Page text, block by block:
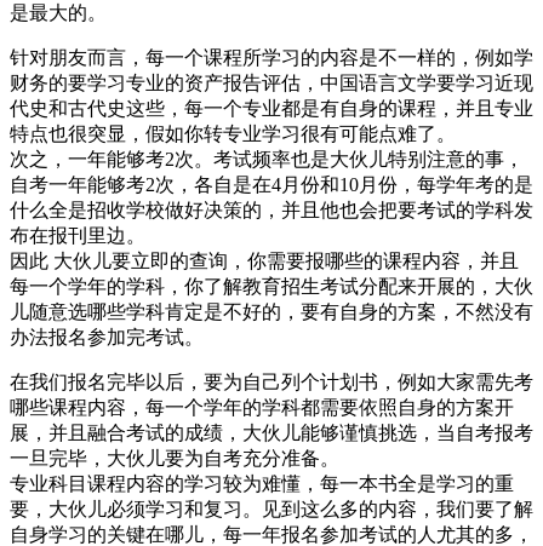
是最大的。
针对朋友而言，每一个课程所学习的内容是不一样的，例如学
财务的要学习专业的资产报告评估，中国语言文学要学习近现
代史和古代史这些，每一个专业都是有自身的课程，并且专业
特点也很突显，假如你转专业学习很有可能点难了。
次之，一年能够考2次。考试频率也是大伙儿特别注意的事，
自考一年能够考2次，各自是在4月份和10月份，每学年考的是
什么全是招收学校做好决策的，并且他也会把要考试的学科发
布在报刊里边。
因此 大伙儿要立即的查询，你需要报哪些的课程内容，并且
每一个学年的学科，你了解教育招生考试分配来开展的，大伙
儿随意选哪些学科肯定是不好的，要有自身的方案，不然没有
办法报名参加完考试。
在我们报名完毕以后，要为自己列个计划书，例如大家需先考
哪些课程内容，每一个学年的学科都需要依照自身的方案开
展，并且融合考试的成绩，大伙儿能够谨慎挑选，当自考报考
一旦完毕，大伙儿要为自考充分准备。
专业科目课程内容的学习较为难懂，每一本书全是学习的重
要，大伙儿必须学习和复习。见到这么多的内容，我们要了解
自身学习的关键在哪儿，每一年报名参加考试的人尤其的多，